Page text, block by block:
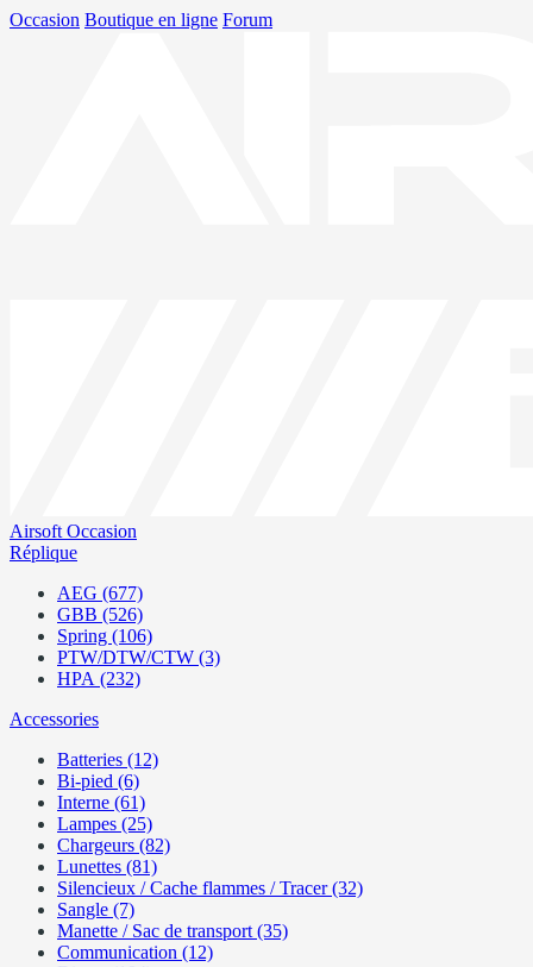
Occasion Boutique en ligne Forum
Airsoft Occasion
Réplique
AEG (677)
GBB (526)
Spring (106)
PTW/DTW/CTW (3)
HPA (232)
Accessories
Batteries (12)
Bi-pied (6)
Interne (61)
Lampes (25)
Chargeurs (82)
Lunettes (81)
Silencieux / Cache flammes / Tracer (32)
Sangle (7)
Manette / Sac de transport (35)
Communication (12)